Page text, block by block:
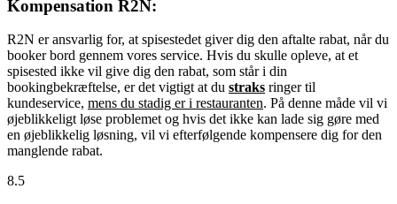
Kompensation R2N:
R2N er ansvarlig for, at spisestedet giver dig den aftalte rabat, når du
booker bord gennem vores service. Hvis du skulle opleve, at et
spisested ikke vil give dig den rabat, som står i din
bookingbekræftelse, er det vigtigt at du straks ringer til
kundeservice, mens du stadig er i restauranten. På denne måde vil vi
øjeblikkeligt løse problemet og hvis det ikke kan lade sig gøre med
en øjeblikkelig løsning, vil vi efterfølgende kompensere dig for den
manglende rabat.
8.5